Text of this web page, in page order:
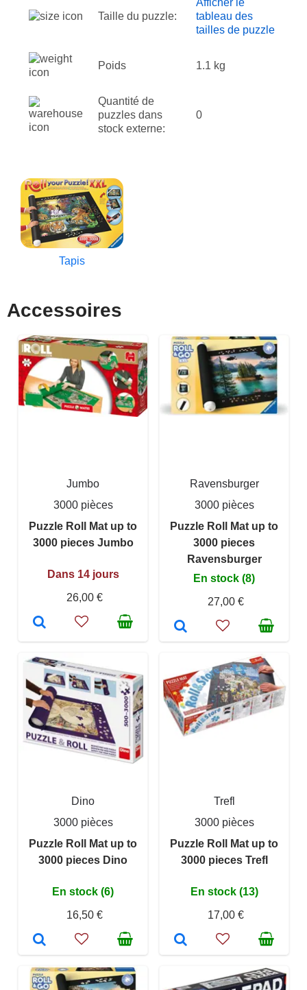
Taille du puzzle:
tableau des
tailles de puzzle
Poids 1.1 kg
Quantité de
puzzles dans
stock externe:
0
Tapis
Accessoires
Jumbo
3000 pièces
Puzzle Roll Mat up to
3000 pieces Jumbo
Dans 14 jours
26,00 €
Ravensburger
3000 pièces
Puzzle Roll Mat up to
3000 pieces
Ravensburger
En stock (8)
27,00 €
Dino
3000 pièces
Puzzle Roll Mat up to
3000 pieces Dino
En stock (6)
16,50 €
Trefl
3000 pièces
Puzzle Roll Mat up to
3000 pieces Trefl
En stock (13)
17,00 €